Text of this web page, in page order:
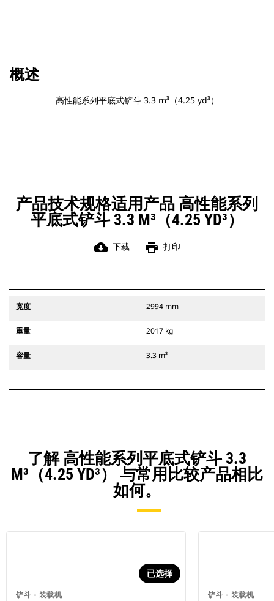
概述
高性能系列平底式铲斗 3.3 m³（4.25 yd³）
产品技术规格适用产品 高性能系列
平底式铲斗 3.3 M³（4.25 YD³）
cloud_download 下载 print 打印
宽度 2994 mm
重量 2017 kg
容量 3.3 m³
了解 高性能系列平底式铲斗 3.3
M³（4.25 YD³） 与常用比较产品相比
如何。
铲斗 - 装载机
已选择
铲斗 - 装载机